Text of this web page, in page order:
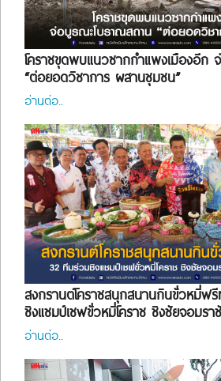
ติดต่อเรา
ร้องทุกข์
โคราชขุดพบแนวซากกำแพงเมืองอีก
“ต่อยอดวิชาการ ผสานชุมชน”
อ่านต่อ..
สงกรานต์โคราชสนุกสนานกินขั่วหมี่ฟ
ชิงแชมป์เชฟขั่วหมี่โคราช ชิงชัยจอมร
อ่านต่อ..